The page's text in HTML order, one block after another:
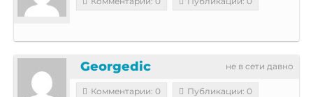
не в сети давно
Georgedic
Комментарии: 0 Публикации: 0